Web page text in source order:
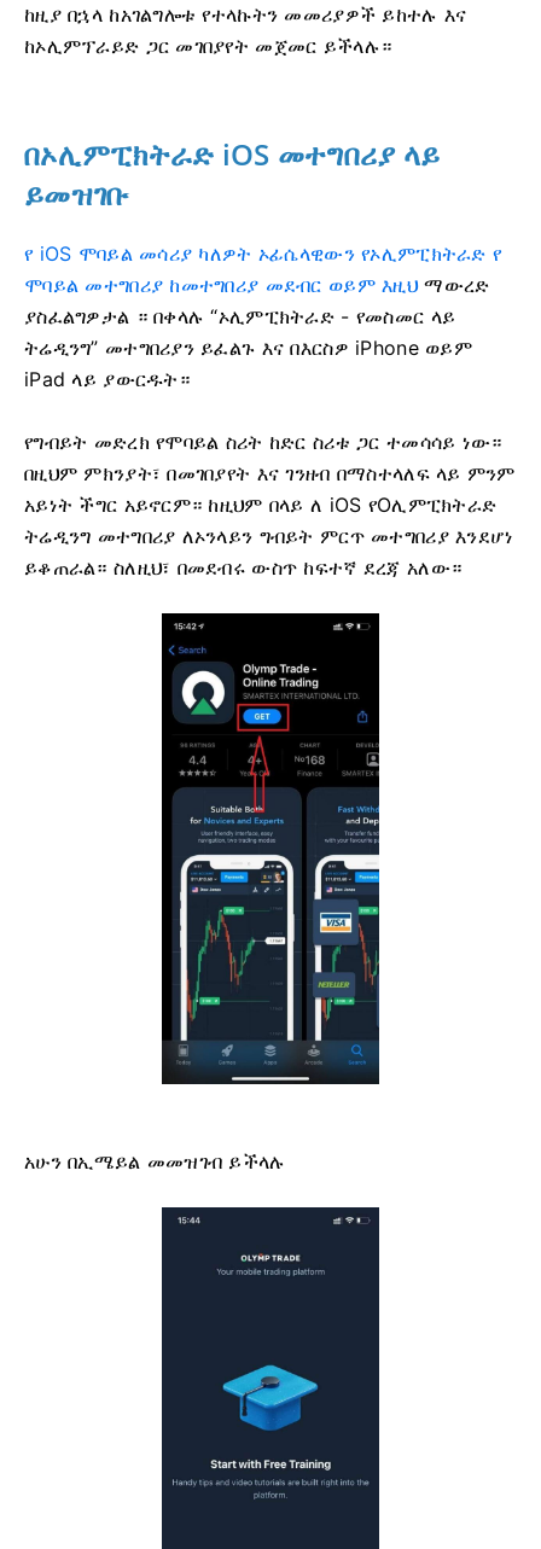
ከዚያ በኋላ ከአገልግሎቱ የተላኩትን መመሪያዎች ይከተሉ እና
ከኦሊምፕራይድ ጋር መገበያየት መጀመር ይችላሉ።
በኦሊምፒክትራድ iOS መተግበሪያ ላይ
ይመዝገቡ
የ iOS ሞባይል መሳሪያ ካለዎት ኦፊሴላዊውን የኦሊምፒክትራድ የ
ሞባይል መተግበሪያ ከመተግበሪያ መደብር ወይም እዚህማውረድ
ያስፈልግዎታል ። በቀላሉ “ኦሊምፒክትራድ - የመስመር ላይ
ትሬዲንግ” መተግበሪያን ይፈልጉ እና በእርስዎ iPhone ወይም
iPad ላይ ያውርዱት።
የግብይት መድረክ የሞባይል ስሪት ከድር ስሪቱ ጋር ተመሳሳይ ነው።
በዚህም ምክንያት፣ በመገበያየት እና ገንዘብ በማስተላለፍ ላይ ምንም
አይነት ችግር አይኖርም። ከዚህም በላይ ለ iOS የOሊምፒክትራድ
ትሬዲንግ መተግበሪያ ለኦንላይን ግብይት ምርጥ መተግበሪያ እንደሆነ
ይቆጠራል። ስለዚህ፣ በመደብሩ ውስጥ ከፍተኛ ደረጃ አለው።
አሁን በኢሜይል መመዝገብ ይችላሉ